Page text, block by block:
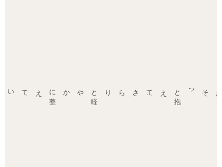
、
さらりと軽やかに整えていく